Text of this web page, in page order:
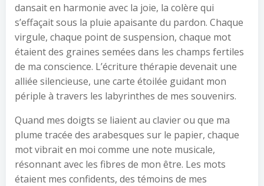
dansait en harmonie avec la joie, la colère qui
s’effaçait sous la pluie apaisante du pardon. Chaque
virgule, chaque point de suspension, chaque mot
étaient des graines semées dans les champs fertiles
de ma conscience. L’écriture thérapie devenait une
alliée silencieuse, une carte étoilée guidant mon
périple à travers les labyrinthes de mes souvenirs.
Quand mes doigts se liaient au clavier ou que ma
plume tracée des arabesques sur le papier, chaque
mot vibrait en moi comme une note musicale,
résonnant avec les fibres de mon être. Les mots
étaient mes confidents, des témoins de mes